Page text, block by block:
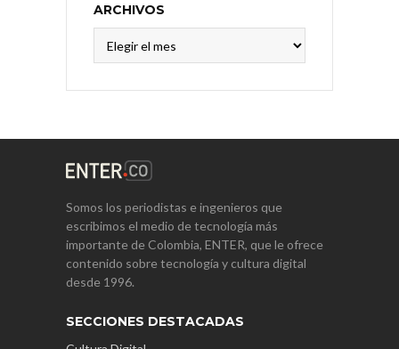
ARCHIVOS
Somos los periodistas e ingenieros que
escribimos el medio de tecnología más
importante de Colombia, ENTER, que le ofrece
contenido sobre tecnología y cultura digital
desde 1996.
SECCIONES DESTACADAS